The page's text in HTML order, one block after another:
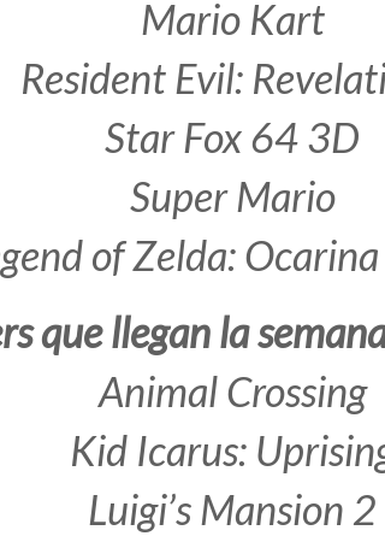
Mario Kart
Resident Evil:
Star Fox 64 3D
Super Mario
of Zelda:
que llegan la
Animal Crossing
Kid Icarus:
Luigi’s Mansion 2